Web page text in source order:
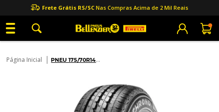
Frete Grátis RS/SC Nas Compras Acima de 2 Mil Reais
Página Inicial | PNEU 175/70R14